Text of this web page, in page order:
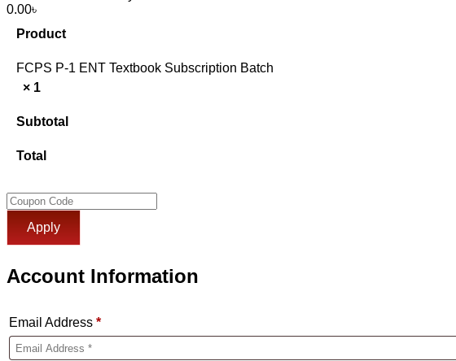
0.00৳
Product
FCPS P-1 ENT Textbook Subscription Batch
× 1
Subtotal
Total
Apply
Account Information
Email Address *